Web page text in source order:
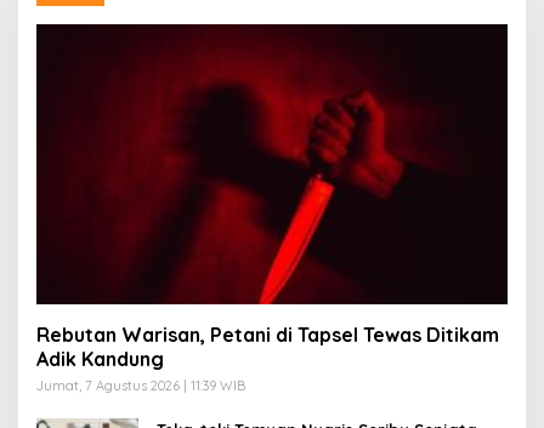
Rebutan Warisan, Petani di Tapsel Tewas Ditikam
Adik Kandung
Jumat, 7 Agustus 2026 | 11:39 WIB